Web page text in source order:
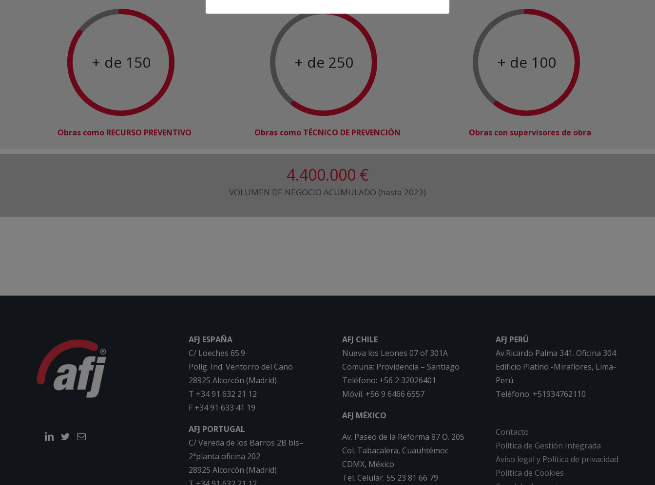
+ de 150
Obras como RECURSO PREVENTIVO
+ de 250
Obras como TÉCNICO DE PREVENCIÓN
+ de 100
Obras con supervisores de obra
4.400.000 €
VOLUMEN DE NEGOCIO ACUMULADO (hasta 2023)
AFJ ESPAÑA
C/ Loeches 65.9
Polig. Ind. Ventorro del Cano
28925 Alcorcón (Madrid)
T +34 91 632 21 12
F +34 91 633 41 19
AFJ PORTUGAL
C/ Vereda de los Barros 2B bis–
2ªplanta oficina 202
28925 Alcorcón (Madrid)
AFJ CHILE
Nueva los Leones 07 of 301A
Comuna: Providencia – Santiago
Teléfono: +56 2 32026401
Móvil. +56 9 6466 6557
AFJ MÉXICO
Av. Paseo de la Reforma 87 O. 205
Col. Tabacalera, Cuauhtémoc
CDMX, México
Tel. Celular. 55 23 81 66 79
AFJ PERÚ
Av.Ricardo Palma 341. Oficina 304
Edificio Platino -Miraflores, Lima-
Perú.
Teléfono. +51934762110
Contacto
Política de Gestión Integrada
Aviso legal y Política de privacidad
Política de Cookies